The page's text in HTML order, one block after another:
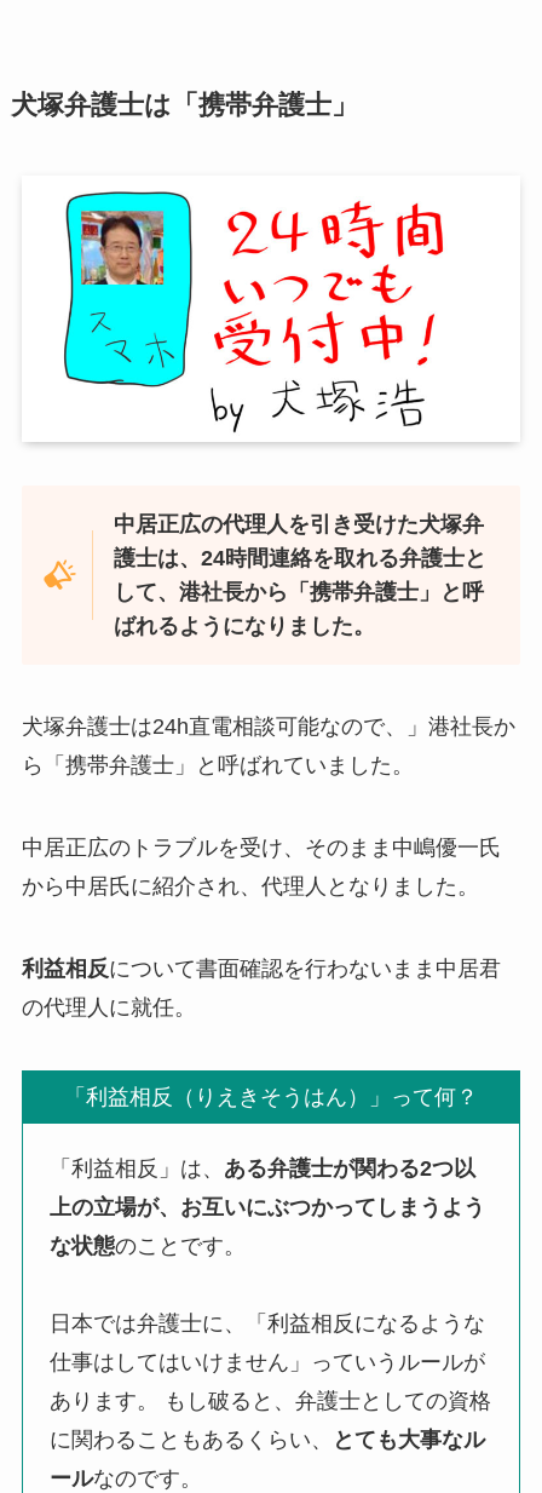
犬塚弁護士は「携帯弁護士」
中居正広の代理人を引き受けた犬塚弁
護士は、24時間連絡を取れる弁護士と
して、港社長から「携帯弁護士」と呼
ばれるようになりました。
犬塚弁護士は24h直電相談可能なので、」港社長か
ら「携帯弁護士」と呼ばれていました。
中居正広のトラブルを受け、そのまま中嶋優一氏
から中居氏に紹介され、代理人となりました。
利益相反について書面確認を行わないまま中居君
の代理人に就任。
「利益相反（りえきそうはん）」って何？
「利益相反」は、 ある弁護士が関わる2つ以
上の立場が、お互いにぶつかってしまうよう
な状態のことです。
日本では弁護士に、「利益相反になるような
仕事はしてはいけません」っていうルールが
あります。 もし破ると、弁護士としての資格
に関わることもあるくらい、
とても大事なル
ールなのです。